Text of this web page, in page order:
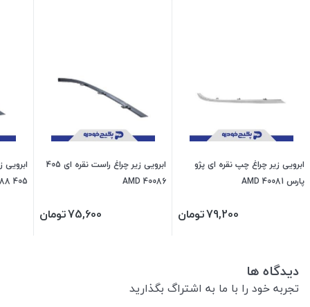
ابرویی زیر چراغ چپ نقره ای پژو
پارس 40081 AMD
79,200تومان
ابرویی زیر چراغ راست نقره ای 405
40086 AMD
75,600تومان
405 40088 AMD
دیدگاه ها
تجربه خود را با ما به اشتراگ بگذارید